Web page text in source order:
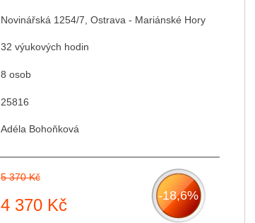
Novinářská 1254/7, Ostrava - Mariánské Hory
32 výukových hodin
8 osob
25816
Adéla Bohoňková
-18,6%
5 370 Kč
4 370 Kč